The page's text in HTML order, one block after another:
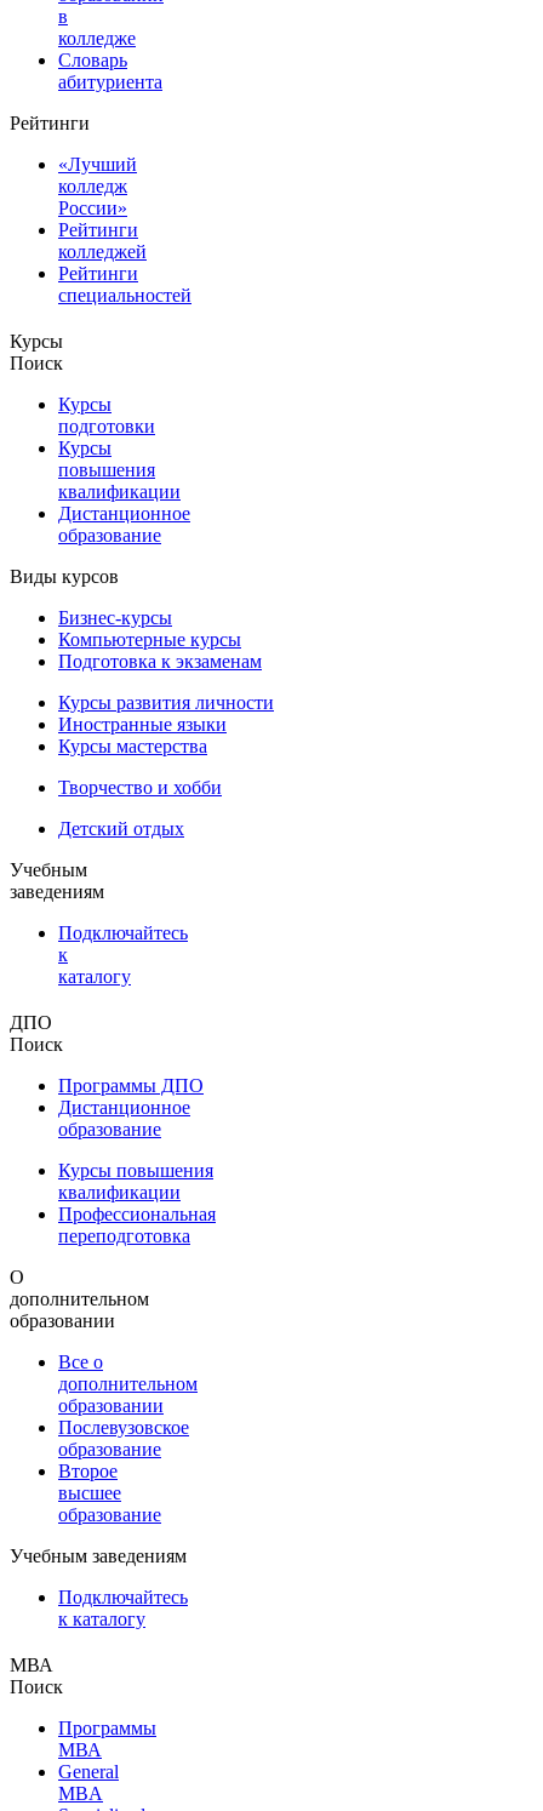
в
колледже
Словарь
абитуриента
Рейтинги
«Лучший
колледж
России»
Рейтинги
колледжей
Рейтинги
специальностей
Курсы
Поиск
Курсы
подготовки
Курсы
повышения
квалификации
Дистанционное
образование
Виды курсов
Бизнес-курсы
Компьютерные курсы
Подготовка к экзаменам
Курсы развития личности
Иностранные языки
Курсы мастерства
Творчество и хобби
Детский отдых
Учебным
заведениям
Подключайтесь
к
каталогу
ДПО
Поиск
Программы ДПО
Дистанционное
образование
Курсы повышения
квалификации
Профессиональная
переподготовка
О
дополнительном
образовании
Все о
дополнительном
образовании
Послевузовское
образование
Второе
высшее
образование
Учебным заведениям
Подключайтесь
к каталогу
МВА
Поиск
Программы
МВА
General
MBA